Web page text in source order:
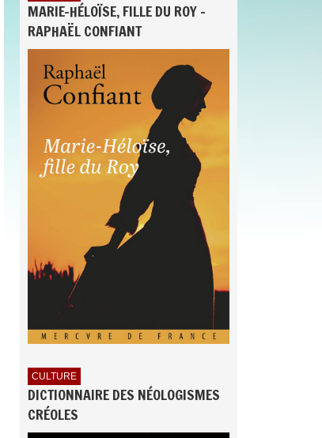
MARIE-HÉLOÏSE, FILLE DU ROY -
RAPHAËL CONFIANT
CULTURE
DICTIONNAIRE DES NÉOLOGISMES
CRÉOLES